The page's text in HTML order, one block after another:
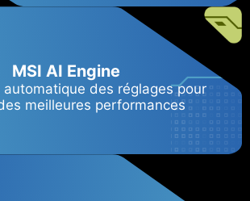
MSI AI Engine
des réglages pour
meilleures performances